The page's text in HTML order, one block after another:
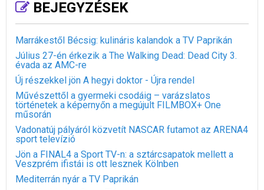
BEJEGYZÉSEK
Marrákestől Bécsig: kulináris kalandok a TV Paprikán
Július 27-én érkezik a The Walking Dead: Dead City 3.
évada az AMC-re
Új részekkel jön A hegyi doktor - Újra rendel
Művészettől a gyermeki csodáig – varázslatos
történetek a képernyőn a megújult FILMBOX+ One
műsorán
Vadonatúj pályáról közvetít NASCAR futamot az ARENA4
sport televízió
Jön a FINAL4 a Sport TV-n: a sztárcsapatok mellett a
Veszprém ifistái is ott lesznek Kölnben
Mediterrán nyár a TV Paprikán